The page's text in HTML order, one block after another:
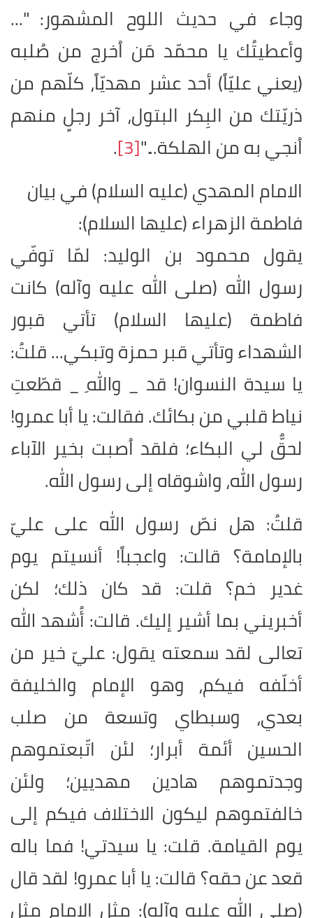
وجاء في حديث اللوح المشهور: "...
وأعطيتُك يا محمّد مَن اُخرج من صُلبه
(يعني عليّاً) أحد عشر مهديّاً، كلّهم من
ذريّتك من البِكر البتول، آخر رجلٍ منهم
اُنجي به من الهلكة..."[3]
.
الامام المهدي (عليه السلام) في بيان
فاطمة الزهراء (عليها السلام):
يقول محمود بن الوليد: لمّا توفّي
رسول الله (صلى الله عليه وآله) كانت
فاطمة (عليها السلام) تأتي قبور
الشهداء وتأتي قبر حمزة وتبكي... قلتُ:
يا سيدة النسوان! قد _ واللهِ _ قطّعتِ
نياط قلبي من بكائك. فقالت: يا أبا عمرو!
لحقٌّ لي البكاء؛ فلقد اُصبت بخير الآباء
رسول الله، واشوقاه إلى رسول الله.
قلتُ: هل نصّ رسول الله على عليّ
بالإمامة؟ قالت: واعجباً! أنسيتم يوم
غدير خم؟ قلت: قد كان ذلك؛ لكن
أخبريني بما أشير إليك. قالت: أُشهد الله
تعالى لقد سمعته يقول: عليّ خير من
أخلّفه فيكم، وهو الإمام والخليفة
بعدي، وسبطاي وتسعة من صلب
الحسين أئمة أبرار؛ لئن اتّبعتموهم
وجدتموهم هادين مهديين؛ ولئن
خالفتموهم ليكون الاختلاف فيكم إلى
يوم القيامة. قلت: يا سيدتي! فما باله
قعد عن حقه؟ قالت: يا أبا عمرو! لقد قال
(صلى الله عليه وآله): مثل الامام مثل